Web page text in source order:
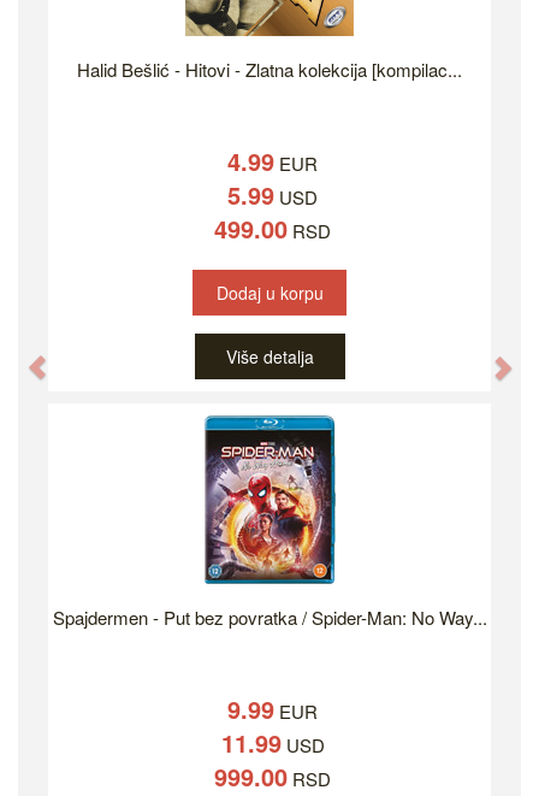
Halid Bešlić - Hitovi - Zlatna kolekcija [kompilac...
4.99 EUR
5.99 USD
499.00 RSD
Dodaj u korpu
Više detalja
Spajdermen - Put bez povratka / Spider-Man: No Way...
9.99 EUR
11.99USD
999.00 RSD